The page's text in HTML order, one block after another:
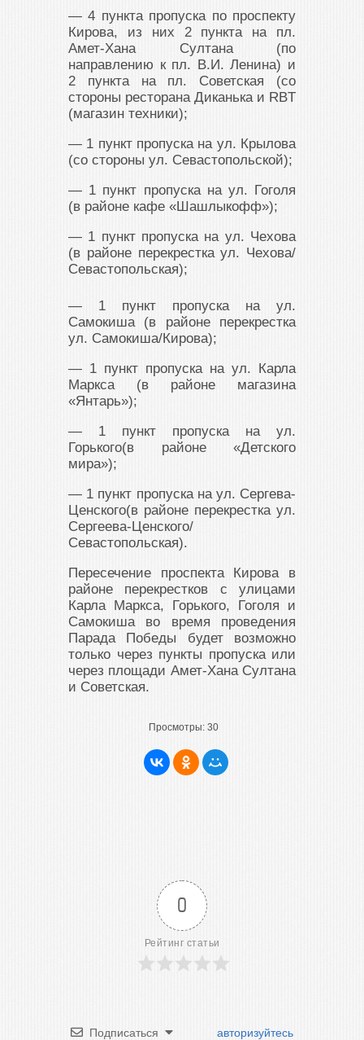
— 4 пункта пропуска по проспекту
Кирова, из них 2 пункта на пл.
Амет-Хана Султана (по
направлению к пл. В.И. Ленина) и
2 пункта на пл. Советская (со
стороны ресторана Диканька и RBT
(магазин техники);
— 1 пункт пропуска на ул. Крылова
(со стороны ул. Севастопольской);
— 1 пункт пропуска на ул. Гоголя
(в районе кафе «Шашлыкофф»);
— 1 пункт пропуска на ул. Чехова
(в районе перекрестка ул. Чехова/
Севастопольская);
— 1 пункт пропуска на ул.
Самокиша (в районе перекрестка
ул. Самокиша/Кирова);
— 1 пункт пропуска на ул. Карла
Маркса (в районе магазина
«Янтарь»);
— 1 пункт пропуска на ул.
Горького(в районе «Детского
мира»);
— 1 пункт пропуска на ул. Сергева-
Ценского(в районе перекрестка ул.
Сергеева-Ценского/
Севастопольская).
Пересечение проспекта Кирова в
районе перекрестков с улицами
Карла Маркса, Горького, Гоголя и
Самокиша во время проведения
Парада Победы будет возможно
только через пункты пропуска или
через площади Амет-Хана Султана
и Советская.
Просмотры: 30
0
Рейтинг статьи
Подписаться авторизуйтесь